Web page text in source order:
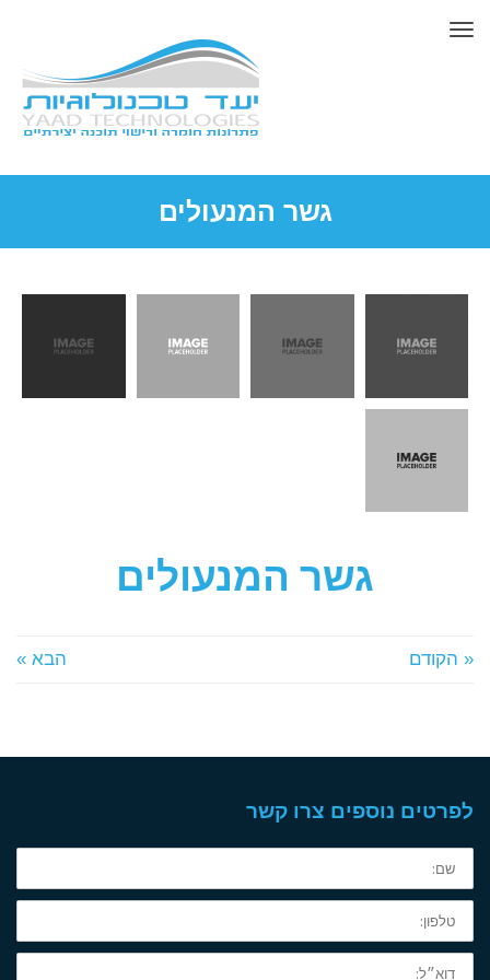
תפריט
גשר המנעולים
גשר המנעולים
« הקודם הבא »
לפרטים נוספים צרו קשר
שם:
טלפון:
דוא״ל: